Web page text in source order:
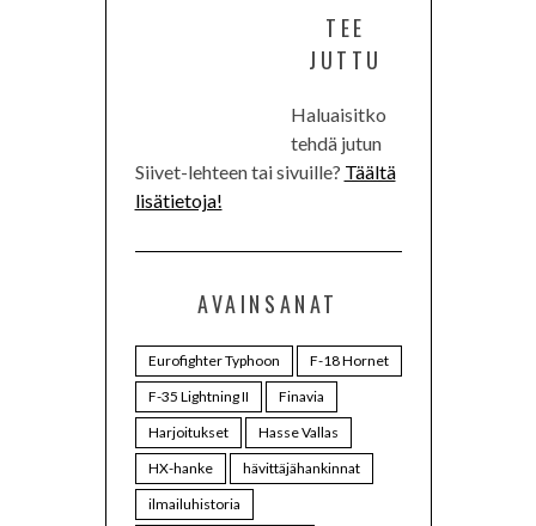
TEE
JUTTU
Haluaisitko
tehdä jutun
Siivet-lehteen tai sivuille? Täältä
lisätietoja!
AVAINSANAT
Eurofighter Typhoon
F-18 Hornet
F-35 Lightning II
Finavia
Harjoitukset
Hasse Vallas
HX-hanke
hävittäjähankinnat
ilmailuhistoria